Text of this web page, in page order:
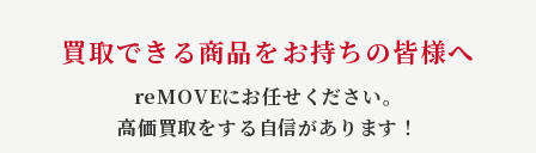
買取できる商品をお持ちの皆様へ
reMOVEにお任せください。
高価買取をする自信があります！